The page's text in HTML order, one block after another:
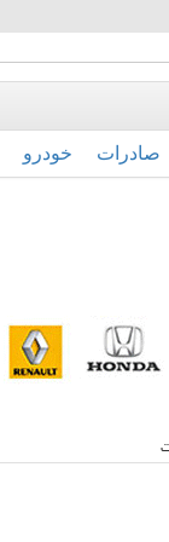
صادرات خودرو